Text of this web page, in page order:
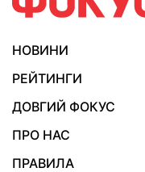
НОВИНИ
РЕЙТИНГИ
ДОВГИЙ ФОКУС
ПРО НАС
ПРАВИЛА